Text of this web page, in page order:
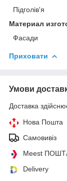
Підголів'я
Материал
Фасади
Приховати
Умови
Доставка
Нова Пошта
Самовивіз
Meest
Delivery